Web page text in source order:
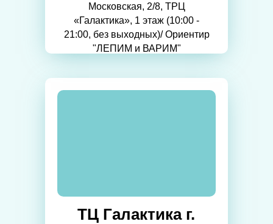
ТЦ Галактика г.
Московская, 2/8, ТРЦ
«Галактика», 1 этаж (10:00 -
21:00, без выходных)/ Ориентир
"ЛЕПИМ и ВАРИМ"